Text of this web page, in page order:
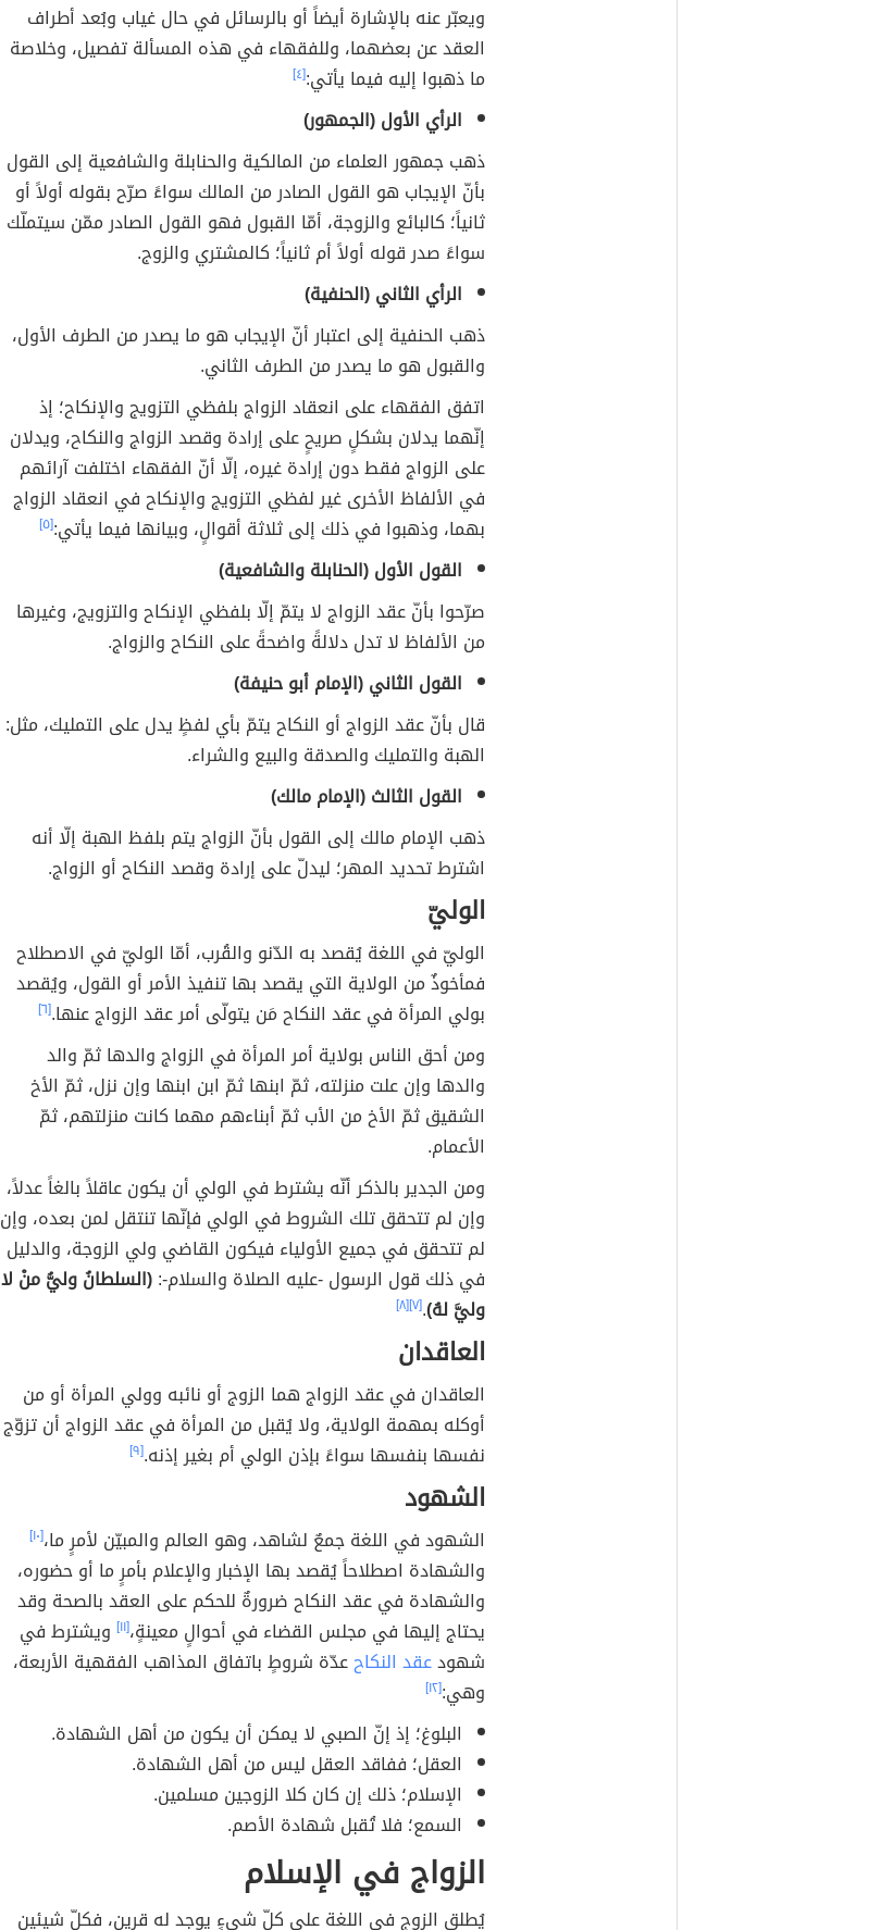
ويعبّر عنه بالإشارة أيضاً أو بالرسائل في حال غياب وبُعد أطراف
العقد عن بعضهما، وللفقهاء في هذه المسألة تفصيل، وخلاصة
ما ذهبوا إليه فيما يأتي:[٤]
الرأي الأول (الجمهور)
ذهب جمهور العلماء من المالكية والحنابلة والشافعية إلى القول
بأنّ الإيجاب هو القول الصادر من المالك سواءً صرّح بقوله أولاً أو
ثانياً؛ كالبائع والزوجة، أمّا القبول فهو القول الصادر ممّن سيتملّك
سواءً صدر قوله أولاً أم ثانياً؛ كالمشتري والزوج.
الرأي الثاني (الحنفية)
ذهب الحنفية إلى اعتبار أنّ الإيجاب هو ما يصدر من الطرف الأول،
والقبول هو ما يصدر من الطرف الثاني.
اتفق الفقهاء على انعقاد الزواج بلفظي التزويج والإنكاح؛ إذ
إنّهما يدلان بشكلٍ صريحٍ على إرادة وقصد الزواج والنكاح، ويدلان
على الزواج فقط دون إرادة غيره، إلّا أنّ الفقهاء اختلفت آرائهم
في الألفاظ الأخرى غير لفظي التزويج والإنكاح في انعقاد الزواج
بهما، وذهبوا في ذلك إلى ثلاثة أقوالٍ، وبيانها فيما يأتي:[٥]
القول الأول (الحنابلة والشافعية)
صرّحوا بأنّ عقد الزواج لا يتمّ إلّا بلفظي الإنكاح والتزويج، وغيرها
من الألفاظ لا تدل دلالةً واضحةً على النكاح والزواج.
القول الثاني (الإمام أبو حنيفة)
قال بأنّ عقد الزواج أو النكاح يتمّ بأي لفظٍ يدل على التمليك، مثل:
الهبة والتمليك والصدقة والبيع والشراء.
القول الثالث (الإمام مالك)
ذهب الإمام مالك إلى القول بأنّ الزواج يتم بلفظ الهبة إلّا أنه
اشترط تحديد المهر؛ ليدلّ على إرادة وقصد النكاح أو الزواج.
الوليّ
الوليّ في اللغة يُقصد به الدّنو والقُرب، أمّا الوليّ في الاصطلاح
فمأخوذٌ من الولاية التي يقصد بها تنفيذ الأمر أو القول، ويُقصد
بولي المرأة في عقد النكاح مَن يتولّى أمر عقد الزواج عنها.[٦]
ومن أحق الناس بولاية أمر المرأة في الزواج والدها ثمّ والد
والدها وإن علت منزلته، ثمّ ابنها ثمّ ابن ابنها وإن نزل، ثمّ الأخ
الشقيق ثمّ الأخ من الأب ثمّ أبناءهم مهما كانت منزلتهم، ثمّ
الأعمام.
ومن الجدير بالذكر أنّه يشترط في الولي أن يكون عاقلاً بالغاً عدلاً،
وإن لم تتحقق تلك الشروط في الولي فإنّها تنتقل لمن بعده، وإن
لم تتحقق في جميع الأولياء فيكون القاضي ولي الزوجة، والدليل
في ذلك قول الرسول -عليه الصلاة والسلام-:(السلطانُ وليُّ منْ لا
وليَّ لهُ).[٧] [٨]
العاقدان
العاقدان في عقد الزواج هما الزوج أو نائبه وولي المرأة أو من
أوكله بمهمة الولاية، ولا يُقبل من المرأة في عقد الزواج أن تزوّج
نفسها بنفسها سواءً بإذن الولي أم بغير إذنه.[٩]
الشهود
الشهود في اللغة جمعٌ لشاهد، وهو العالم والمبيّن لأمرٍ ما،[١٠]
والشهادة اصطلاحاً يُقصد بها الإخبار والإعلام بأمرٍ ما أو حضوره،
والشهادة في عقد النكاح ضرورةٌ للحكم على العقد بالصحة وقد
يحتاج إليها في مجلس القضاء في أحوالٍ معينةٍ،[١١]
ويشترط في
شهودعقد النكاحعدّة شروطٍ باتفاق المذاهب الفقهية الأربعة،
وهي:[١٢]
البلوغ؛ إذ إنّ الصبي لا يمكن أن يكون من أهل الشهادة.
العقل؛ ففاقد العقل ليس من أهل الشهادة.
الإسلام؛ ذلك إن كان كلا الزوجين مسلمين.
السمع؛ فلا تُقبل شهادة الأصم.
الزواج في الإسلام
يُطلق الزوج في اللغة على كلّ شيءٍ يوجد له قرين، فكلّ شيئين